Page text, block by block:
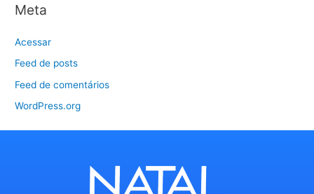
Meta
Acessar
Feed de posts
Feed de comentários
WordPress.org